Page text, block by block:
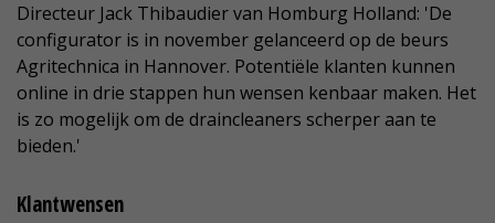
Directeur Jack Thibaudier van Homburg Holland: 'De
configurator is in november gelanceerd op de beurs
Agritechnica in Hannover. Potentiële klanten kunnen
online in drie stappen hun wensen kenbaar maken. Het
is zo mogelijk om de draincleaners scherper aan te
bieden.'
Klantwensen